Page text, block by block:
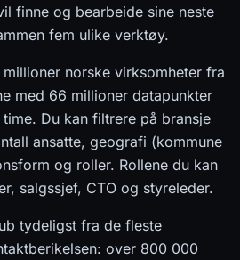
finne og bearbeide sine neste
fem ulike verktøy.
millioner norske virksomheter fra
med 66 millioner datapunkter
Du kan filtrere på bransje
ansatte, geografi (kommune
og roller. Rollene du kan
salgssjef, CTO og styreleder.
tydeligst fra de fleste
over 800 000